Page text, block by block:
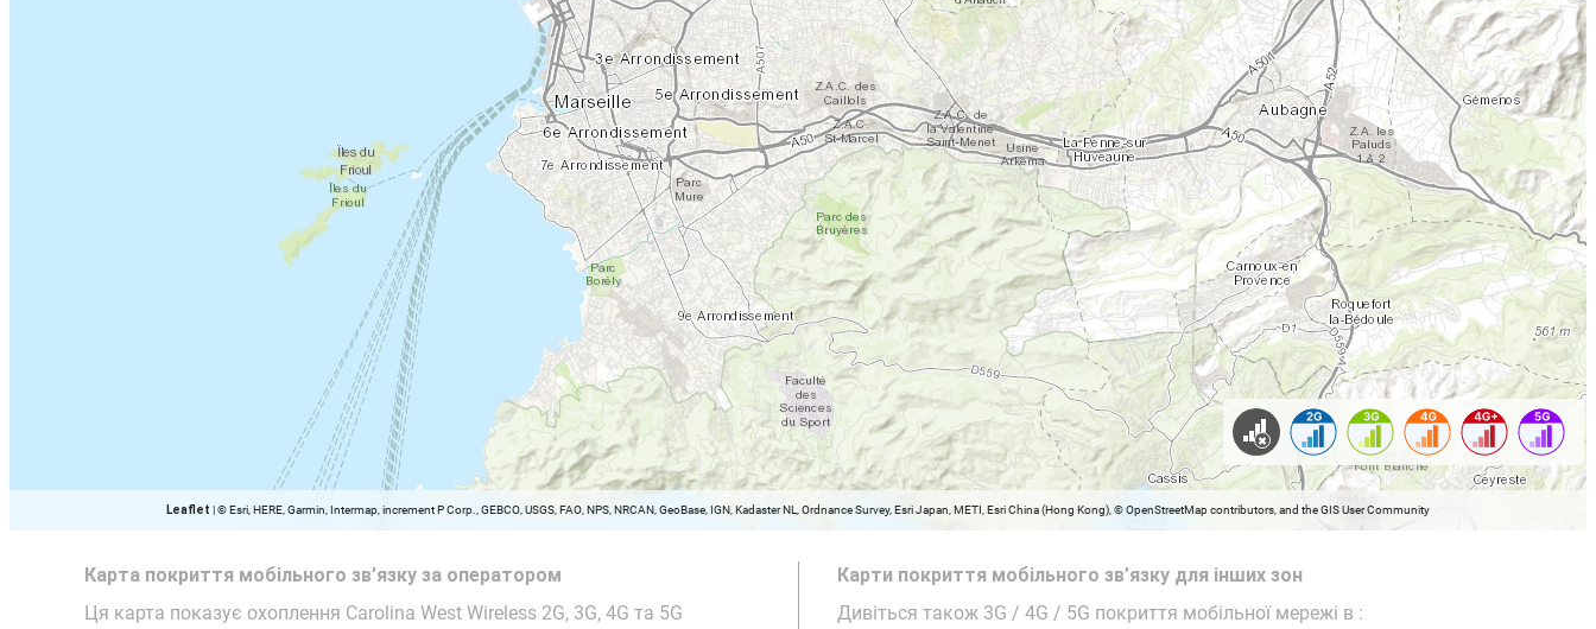
Leaflet |© Esri, HERE, Garmin, Intermap, increment P Corp., GEBCO, USGS, FAO, NPS, NRCAN, GeoBase, IGN, Kadaster NL, Ordnance Survey, Esri Japan, METI, Esri China (Hong Kong), © OpenStreetMap contributors, and the GIS User Community
Карта покриття мобільного зв’язку за оператором
Ця карта показує охоплення Carolina West Wireless 2G, 3G, 4G та 5G
Карти покриття мобільного зв’язку для інших зон
Дивіться також 3G / 4G / 5G покриття мобільної мережі в :